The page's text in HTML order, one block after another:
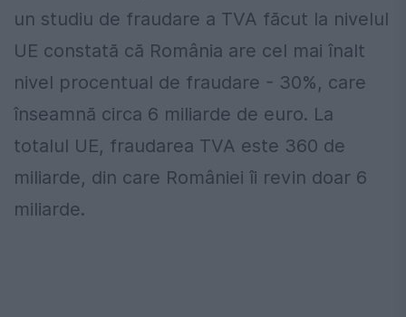
un studiu de fraudare a TVA făcut la nivelul
UE constată că România are cel mai înalt
nivel procentual de fraudare - 30%, care
înseamnă circa 6 miliarde de euro. La
totalul UE, fraudarea TVA este 360 de
miliarde, din care României îi revin doar 6
miliarde.